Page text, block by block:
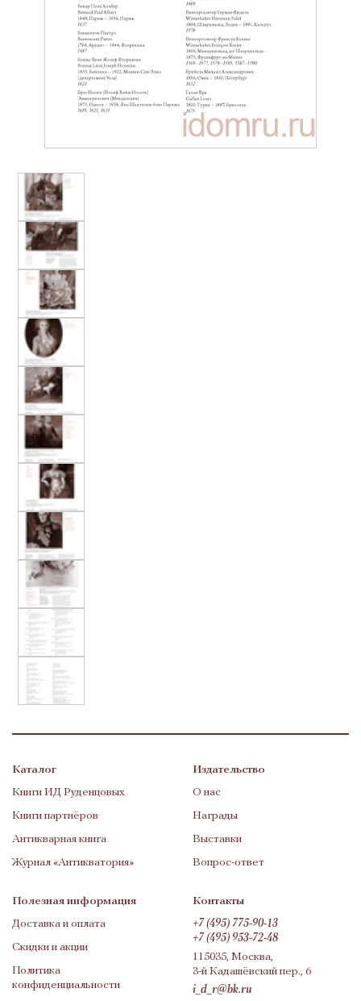
Каталог
Книги ИД Руденцовых
Книги партнёров
Антикварная книга
Журнал «Антикватория»
Издательство
О нас
Награды
Выставки
Вопрос-ответ
Полезная информация
Доставка и оплата
Скидки и акции
Политика
конфиденциальности
Контакты
+7 (495) 775-90-13
+7 (495) 953-72-48
115035, Москва,
3-й Кадашёвский пер., 6
i_d_r@bk.ru